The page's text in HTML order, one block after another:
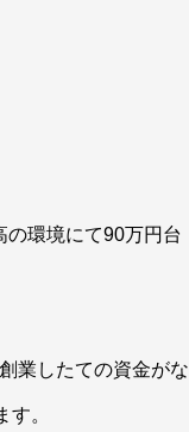
環境にて90万円台
業したての資金がな
。